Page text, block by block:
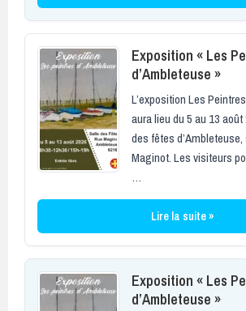
Exposition « Les
d’Ambleteuse »
L’exposition Les
aura lieu du 5 au 13
des fêtes
Maginot. Les visiteurs
…
Lire la suite »
Exposition « Les
d’Ambleteuse »